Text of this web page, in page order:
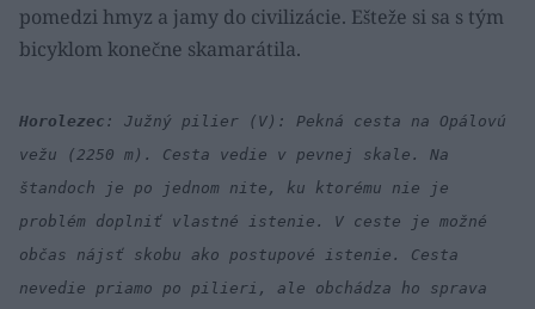
pomedzi hmyz a jamy do civilizácie. Ešteže si sa s tým
bicyklom konečne skamarátila.
Horolezec : Južný pilier (V): Pekná cesta na Opálovú
vežu (2250 m). Cesta vedie v pevnej skale. Na
štandoch je po jednom nite, ku ktorému nie je
problém doplniť vlastné istenie. V ceste je možné
občas nájsť skobu ako postupové istenie. Cesta
nevedie priamo po pilieri, ale obchádza ho sprava